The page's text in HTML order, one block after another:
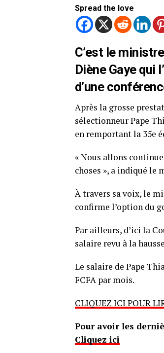
Spread the love
C’est le
Diène Gaye qui
d’une
Après la grosse
sélectionneur Pape
en remportant la 35e
« Nous allons
choses », a indiqué le
À travers sa voix, le
confirme l’option du
Par ailleurs, d’ici la
salaire revu à la
Le salaire de Pape
FCFA par mois.
CLIQUEZ ICI POUR
Pour avoir les
Cliquez ici